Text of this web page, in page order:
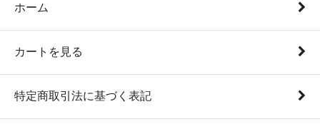
ホーム
カートを見る
特定商取引法に基づく表記